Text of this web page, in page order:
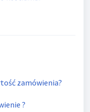
zamówienia?
?